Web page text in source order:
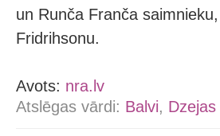
un Runča Franča
Fridrihsonu.
Avots: nra.lv
Atslēgas vārdi: Balvi,